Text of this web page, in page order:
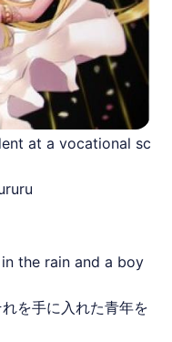
at a vocational sc
the rain and a boy
を手に入れた青年を